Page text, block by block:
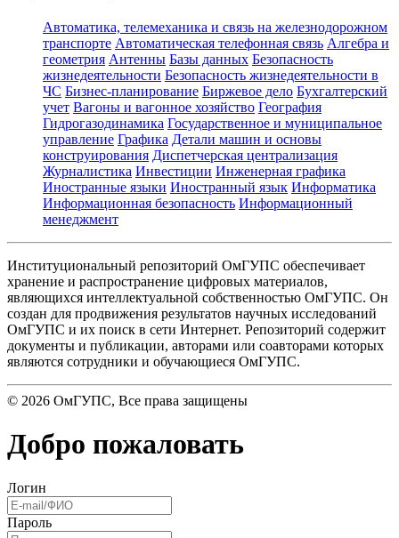
Автоматика, телемеханика и связь на железнодорожном
транспорте Автоматическая телефонная связь Алгебра и
геометрия Антенны Базы данных Безопасность
жизнедеятельности Безопасность жизнедеятельности в
ЧС Бизнес-планирование Биржевое дело Бухгалтерский
учет Вагоны и вагонное хозяйство География
Гидрогазодинамика Государственное и муниципальное
управление Графика Детали машин и основы
конструирования Диспетчерская централизация
Журналистика Инвестиции Инженерная графика
Иностранные языки Иностранный язык Информатика
Информационная безопасность Информационный
менеджмент
Институциональный репозиторий ОмГУПС обеспечивает
хранение и распространение цифровых материалов,
являющихся интеллектуальной собственностью ОмГУПС. Он
создан для продвижения результатов научных исследований
ОмГУПС и их поиск в сети Интернет. Репозиторий содержит
документы и публикации, авторами или соавторами которых
являются сотрудники и обучающиеся ОмГУПС.
© 2026 ОмГУПС, Все права защищены
Добро пожаловать
Логин
Пароль